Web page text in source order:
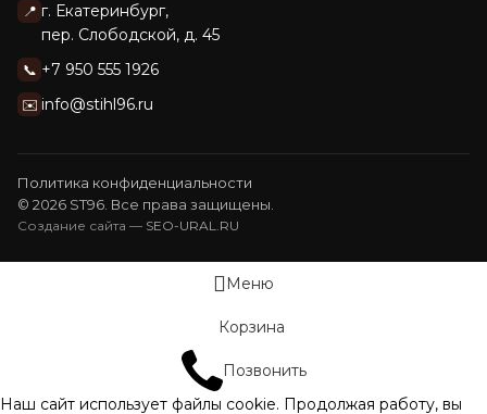
📍 г. Екатеринбург,
пер. Слободской, д. 45
📞 +7 950 555 1926
✉️ info@stihl96.ru
Политика конфиденциальности
© 2026 ST96. Все права защищены.
Создание сайта — SEO-URAL.RU
Меню
Корзина
Позвонить
Наш сайт использует файлы cookie. Продолжая работу, вы